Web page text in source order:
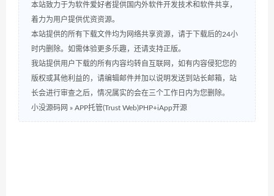
本站致力于为软件爱好者提供国内外软件开发技术和软件共享，
着力为用户提供优资资源。
本站提供的所有下载文件均为网络共享资源，请于下载后的24小
时内删除。如需体验更多乐趣，还请支持正版。
我站提供用户下载的所有内容均转自互联网，如有内容侵犯您的
版权或其他利益的，请编辑邮件并加以说明发送到站长邮箱，站
长会进行审查之后，情况属实的会在三个工作日内为您删除。
小没源码网 » APP托管(Trust Web)PHP+iApp开源